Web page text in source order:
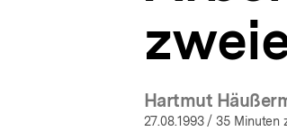
Hartmut
27.08.1993/ 35 Minuten